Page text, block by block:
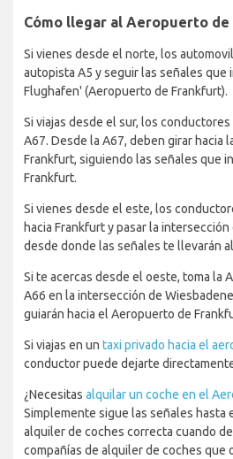
Cómo llegar al Aeropuerto de
Si vienes desde el norte, los
autopista A5 y seguir las señales que
Flughafen' (Aeropuerto de Frankfurt).
Si viajas desde el sur, los
A67. Desde la A67, deben girar hacia
Frankfurt, siguiendo las señales que
Frankfurt.
Si vienes desde el este, los
hacia Frankfurt y pasar la
desde donde las señales te llevarán
Si te acercas desde el oeste, toma la
A66 en la intersección de
guiarán hacia el Aeropuerto de
Si viajas en un taxi privado hacia el
conductor puede dejarte
¿Necesitas alquilar un coche en el
Simplemente sigue las señales hasta
alquiler de coches correcta cuando
compañías de alquiler de coches que